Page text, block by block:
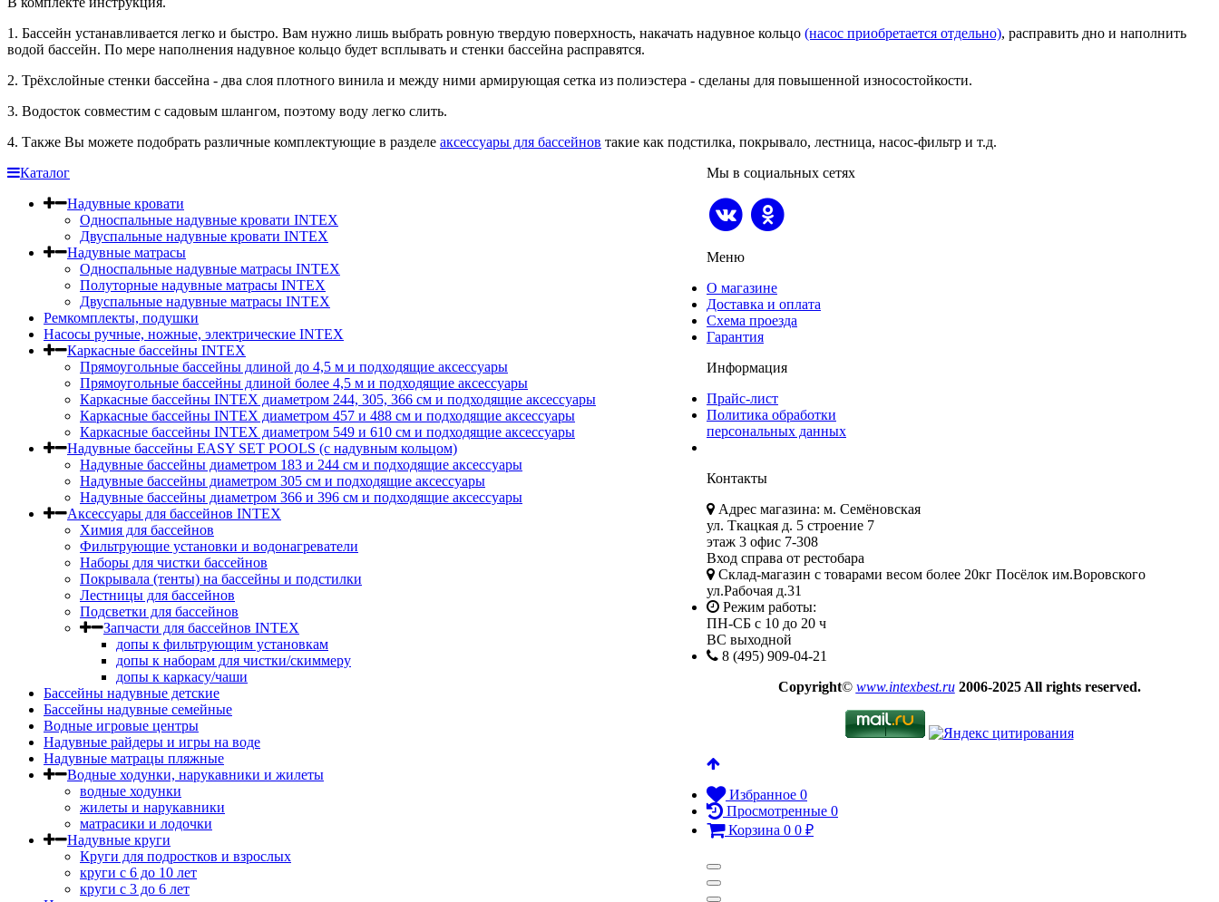
1. Бассейн устанавливается легко и быстро. Вам нужно лишь выбрать ровную твердую поверхность, накачать надувное кольцо (насос приобретается отдельно), расправить дно и наполнить
водой бассейн. По мере наполнения надувное кольцо будет всплывать и стенки бассейна расправятся.
2. Трёхслойные стенки бассейна - два слоя плотного винила и между ними армирующая сетка из полиэстера - сделаны для повышенной износостойкости.
3. Водосток совместим с садовым шлангом, поэтому воду легко слить.
4. Также Вы можете подобрать различные комплектующие в разделе аксессуары для бассейнов такие как подстилка, покрывало, лестница, насос-фильтр и т.д.
Каталог
Надувные кровати
Односпальные надувные кровати INTEX
Двуспальные надувные кровати INTEX
Надувные матрасы
Односпальные надувные матрасы INTEX
Полуторные надувные матрасы INTEX
Двуспальные надувные матрасы INTEX
Ремкомплекты, подушки
Насосы ручные, ножные, электрические INTEX
Каркасные бассейны INTEX
Прямоугольные бассейны длиной до 4,5 м и подходящие аксессуары
Прямоугольные бассейны длиной более 4,5 м и подходящие аксессуары
Каркасные бассейны INTEX диаметром 244, 305, 366 см и подходящие аксессуары
Каркасные бассейны INTEX диаметром 457 и 488 cм и подходящие аксессуары
Каркасные бассейны INTEX диаметром 549 и 610 см и подходящие аксессуары
Надувные бассейны EASY SET POOLS (с надувным кольцом)
Надувные бассейны диаметром 183 и 244 см и подходящие аксессуары
Надувные бассейны диаметром 305 см и подходящие аксессуары
Надувные бассейны диаметром 366 и 396 см и подходящие аксессуары
Аксессуары для бассейнов INTEX
Химия для бассейнов
Фильтрующие установки и водонагреватели
Наборы для чистки бассейнов
Покрывала (тенты) на бассейны и подстилки
Лестницы для бассейнов
Подсветки для бассейнов
Запчасти для бассейнов INTEX
допы к фильтрующим установкам
допы к наборам для чистки/скиммеру
допы к каркасу/чаши
Бассейны надувные детские
Бассейны надувные семейные
Водные игровые центры
Надувные райдеры и игры на воде
Надувные матрацы пляжные
Водные ходунки, нарукавники и жилеты
водные ходунки
жилеты и нарукавники
матрасики и лодочки
Надувные круги
Круги для подростков и взрослых
круги с 6 до 10 лет
круги c 3 до 6 лет
Мы в социальных сетях
Меню
О магазине
Доставка и оплата
Схема проезда
Гарантия
Информация
Прайс-лист
Политика обработки
персональных данных
Контакты
Адрес магазина: м. Семёновская
ул. Ткацкая д. 5 строение 7
этаж 3 офис 7-308
Вход справа от рестобара
Склад-магазин с товарами весом более 20кг Посёлок им.Воровского
ул.Рабочая д.31
Режим работы:
ПН-СБ с 10 до 20 ч
ВС выходной
8 (495) 909-04-21
Copyright© www.intexbest.ru2006-2025 All rights reserved.
Избранное 0
Просмотренные 0
Корзина 0 0 ₽